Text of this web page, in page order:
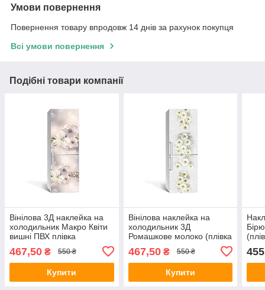
Умови повернення
Повернення товару впродовж 14 днів за рахунок покупця
Всі умови повернення
Подібні товари компанії
Вінілова 3Д наклейка на
холодильник Макро Квіти
вишні ПВХ плівка
Бежевий 650х2000 мм
467,50 ₴ 550 ₴
Купити
Вінілова наклейка на
холодильник 3Д
Ромашкове молоко (плівка
650х2000 мм квіти Білий
467,50₴ 550 ₴
Купити
455